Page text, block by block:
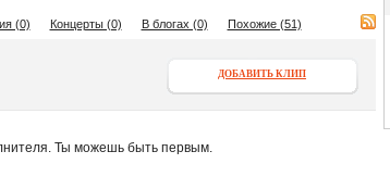
(0) Концерты (0) В блогах (0) Похожие (51)
ДОБАВИТЬ КЛИП
Ты можешь быть первым.